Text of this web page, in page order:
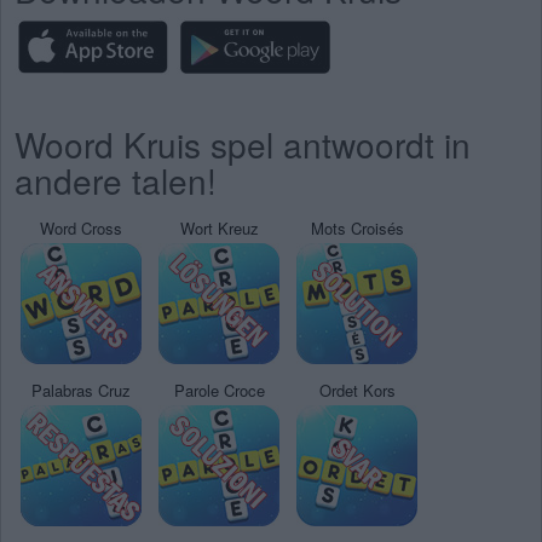
Woord Kruis spel antwoordt in
andere talen!
Word Cross Wort Kreuz Mots Croisés
Palabras Cruz Parole Croce Ordet Kors